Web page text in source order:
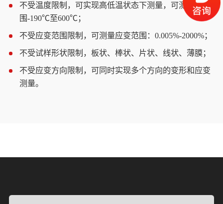
4
不受温度限制，可实现高低温状态下测量，可测量范
围-190℃至600℃；
5 不受应变范围限制，可测量应变范围：0.005%-2000%；
6 不受试样形状限制，板状、棒状、片状、线状、薄膜；
7
不受应变方向限制，可同时实现多个方向的变形和应变
测量。